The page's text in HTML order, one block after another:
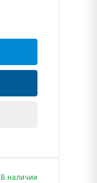
В наличии